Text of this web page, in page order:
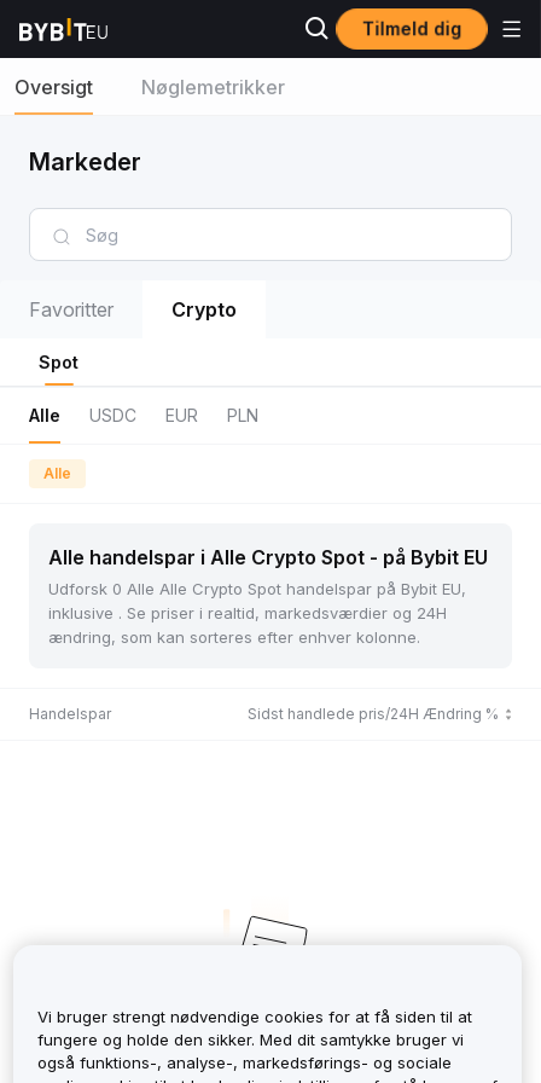
Tilmeld dig
Oversigt Nøglemetrikker
Markeder
Favoritter Crypto
Spot
Alle USDC EUR PLN
Alle
Alle handelspar i Alle Crypto Spot - på Bybit EU
Udforsk 0 Alle Alle Crypto Spot handelspar på Bybit EU,
inklusive . Se priser i realtid, markedsværdier og 24H
ændring, som kan sorteres efter enhver kolonne.
Handelspar Sidst handlede pris/24H Ændring %
No Records
Vi bruger strengt nødvendige cookies for at få siden til at
fungere og holde den sikker. Med dit samtykke bruger vi
også funktions-, analyse-, markedsførings- og sociale